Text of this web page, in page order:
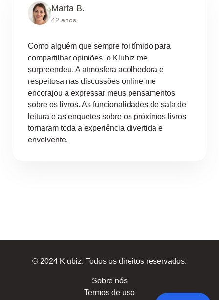
Marta B.
42 anos
Como alguém que sempre foi tímido para
compartilhar opiniões, o Klubiz me
surpreendeu. A atmosfera acolhedora e
respeitosa nas discussões online me
encorajou a expressar meus pensamentos
sobre os livros. As funcionalidades de sala de
leitura e as enquetes sobre os próximos livros
tornaram toda a experiência divertida e
envolvente.
© 2024 Klubiz. Todos os direitos reservados.
Sobre nós
Termos de uso